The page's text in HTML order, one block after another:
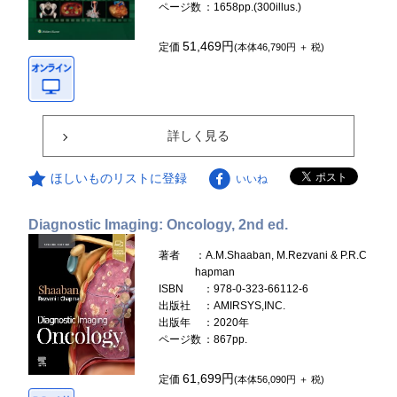
ページ数 ：1658pp.(300illus.)
定価51,469円(本体46,790円 ＋ 税)
詳しく見る
ほしいものリストに登録 いいね
Diagnostic Imaging: Oncology, 2nd ed.
著者
：A.M.Shaaban, M.Rezvani & P.R.C
hapman
ISBN
：978-0-323-66112-6
出版社
：AMIRSYS,INC.
出版年
：2020年
ページ数 ：867pp.
定価61,699円(本体56,090円 ＋ 税)